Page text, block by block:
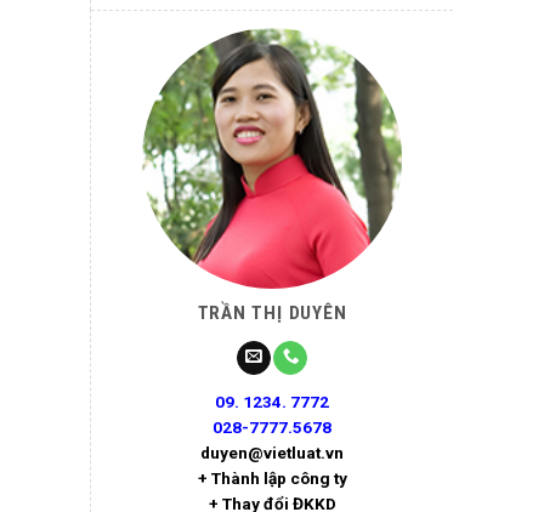
TRẦN THỊ DUYÊN
09. 1234. 7772
028-7777.5678
duyen@vietluat.vn
+ Thành lập công ty
+ Thay đổi ĐKKD